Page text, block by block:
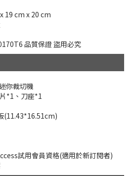
19 cm x 20 cm
品質保證 盜用必究
你裁切機
*1、刀座*1
(11.43*16.51cm)
試用會員資格(適用於新訂閱者)